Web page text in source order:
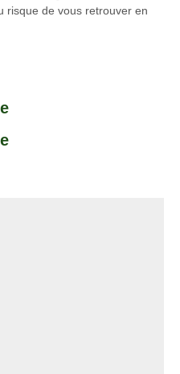
risque de vous retrouver en